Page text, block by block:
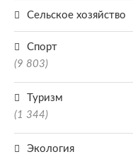
Сельское хозяйство
Спорт
(9 803)
Туризм
(1 344)
Экология